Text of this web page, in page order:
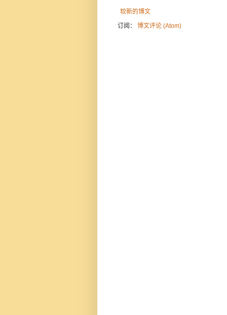
较新的博文
订阅： 博文评论 (Atom)